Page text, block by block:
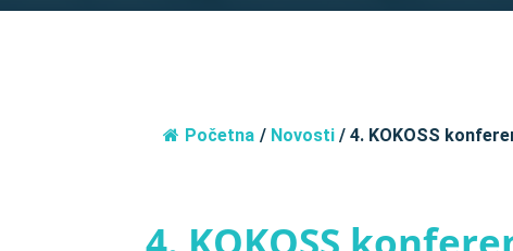
Početna / Novosti / 4. KOKOSS